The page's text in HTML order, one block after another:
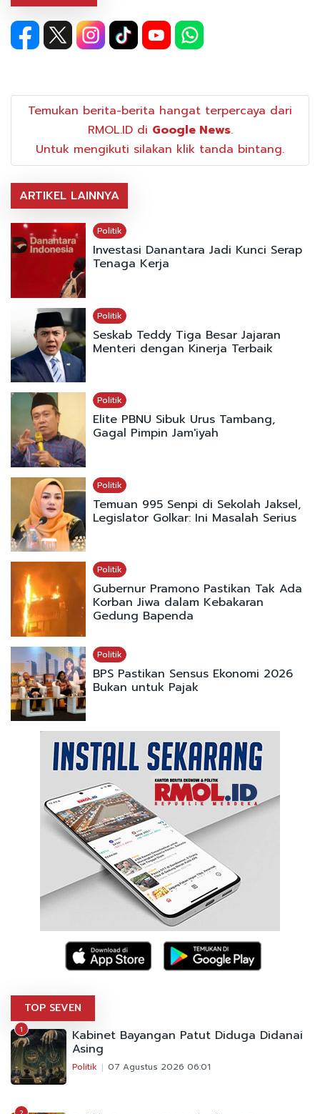
Temukan berita-berita hangat terpercaya dari
RMOL.ID di Google News.
Untuk mengikuti silakan klik tanda bintang.
ARTIKEL LAINNYA
Politik
Investasi Danantara Jadi Kunci Serap
Tenaga Kerja
Politik
Seskab Teddy Tiga Besar Jajaran
Menteri dengan Kinerja Terbaik
Politik
Elite PBNU Sibuk Urus Tambang,
Gagal Pimpin Jam'iyah
Politik
Temuan 995 Senpi di Sekolah Jaksel,
Legislator Golkar: Ini Masalah Serius
Politik
Gubernur Pramono Pastikan Tak Ada
Korban Jiwa dalam Kebakaran
Gedung Bapenda
Politik
BPS Pastikan Sensus Ekonomi 2026
Bukan untuk Pajak
TOP SEVEN
1 Kabinet Bayangan Patut Diduga Didanai
Asing
Politik 07 Agustus 2026 06:01